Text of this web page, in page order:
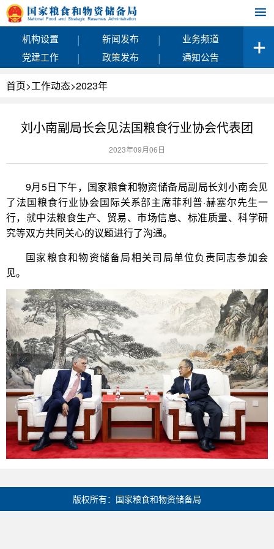
机构设置 | 新闻发布 |
业务频道
党建工作
| 政策发布 | 通知公告
首页>工作动态>2023年
刘小南副局长会见法国粮食行业协会代表团
2023年09月06日
9月5日下午，国家粮食和物资储备局副局长刘小南会见
了法国粮食行业协会国际关系部主席菲利普·赫塞尔先生一
行，就中法粮食生产、贸易、市场信息、标准质量、科学研
究等双方共同关心的议题进行了沟通。
国家粮食和物资储备局相关司局单位负责同志参加会
见。
版权所有：国家粮食和物资储备局